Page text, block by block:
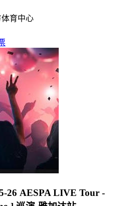
育中心
26 AESPA LIVE Tour -